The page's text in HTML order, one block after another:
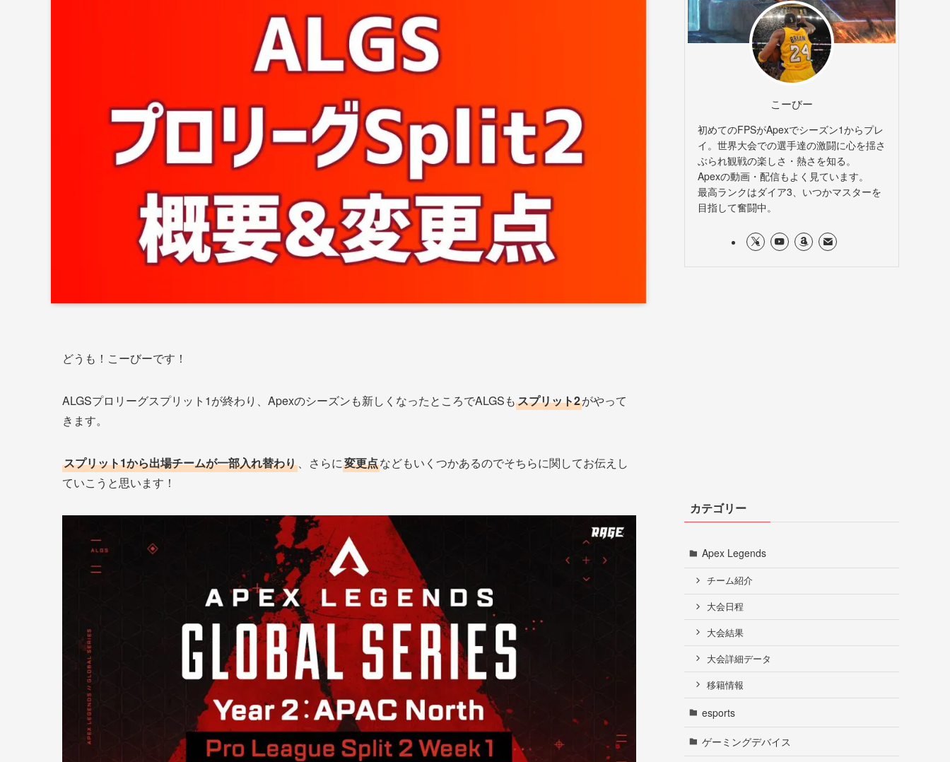
どうも！こーびーです！
ALGSプロリーグスプリット1が終わり、Apexのシーズンも新しくなったところでALGSもスプリット2がやって
きます。
スプリット1から出場チームが一部入れ替わり、さらに変更点などもいくつかあるのでそちらに関してお伝えし
ていこうと思います！
こーびー
初めてのFPSがApexでシーズン1からプレ
イ。世界大会での選手達の激闘に心を揺さ
ぶられ観戦の楽しさ・熱さを知る。
Apexの動画・配信もよく見ています。
最高ランクはダイア3、いつかマスターを
目指して奮闘中。
カテゴリー
Apex Legends
チーム紹介
大会日程
大会結果
大会詳細データ
移籍情報
esports
ゲーミングデバイス